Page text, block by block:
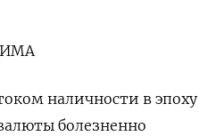
наличности в эпоху
болезненно